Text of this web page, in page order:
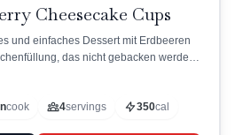
Cheesecake Cups
und einfaches Dessert mit Erdbeeren
das nicht gebacken werden
cook 4servings 350cal